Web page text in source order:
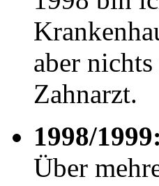
aber
Zahnarzt.
1998/1999:
Über